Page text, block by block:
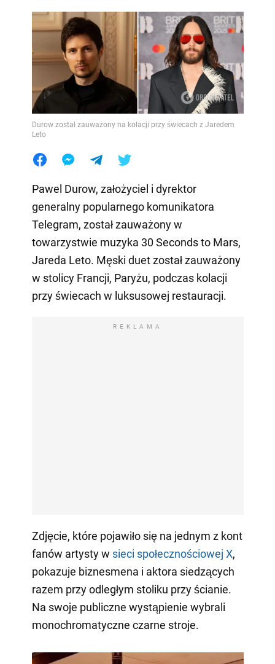
Durow został zauważony na kolacji przy świecach z Jaredem
Leto
Pawel Durow, założyciel i dyrektor
generalny popularnego komunikatora
Telegram, został zauważony w
towarzystwie muzyka 30 Seconds to Mars,
Jareda Leto. Męski duet został zauważony
w stolicy Francji, Paryżu, podczas kolacji
przy świecach w luksusowej restauracji.
REKLAMA
Zdjęcie, które pojawiło się na jednym z kont
fanów artysty w sieci społecznościowej X,
pokazuje biznesmena i aktora siedzących
razem przy odległym stoliku przy ścianie.
Na swoje publiczne wystąpienie wybrali
monochromatyczne czarne stroje.